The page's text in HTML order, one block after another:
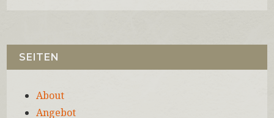
SEITEN
About
Angebot